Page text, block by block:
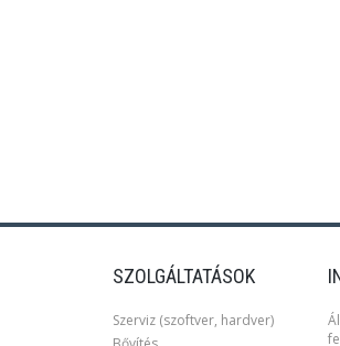
SZOLGÁLTATÁSOK
Szerviz (szoftver, hardver)